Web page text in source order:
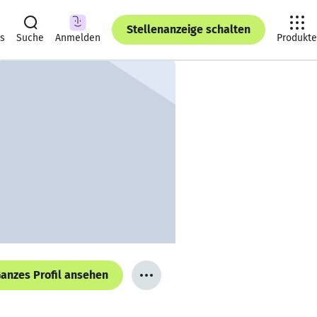
Suche Anmelden
Stellenanzeige schalten
Produkte
Profil ansehen